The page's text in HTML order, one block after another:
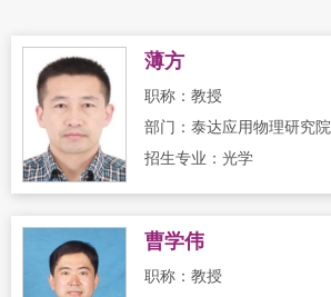
薄方
职称：教授
部门：泰达应用物理研究院
招生专业：光学
曹学伟
职称：教授